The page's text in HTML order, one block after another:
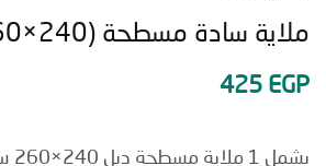
سادة مسطحة (240×260) دبل
425
240×260 سم